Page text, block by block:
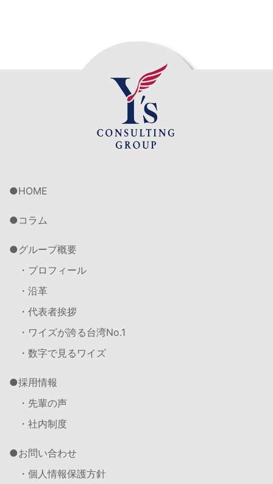
HOME
コラム
グループ概要
・プロフィール
・沿革
・代表者挨拶
・ワイズが誇る台湾No.1
・数字で見るワイズ
採用情報
・先輩の声
・社内制度
お問い合わせ
・個人情報保護方針